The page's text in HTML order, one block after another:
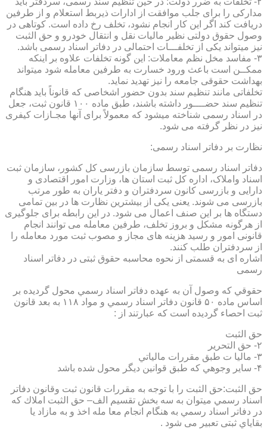
مدارکی را برای جلب موافقت از ادارات ذیربط استعلام و از طرفین
دریافت کند اگر این کار انجام نشود، تخلف رخ داده است. کوتاهی در
وصول حقوق دولتی نظیر مالیات نقل و انتقال خودرو و حق الثبت
نیز میتواند یکی از تخلفـــات احتمالی در دفاتر اسناد رسمی باشد.
۳- مفاسد مخل نظم معاملات: این گونه تخلفات علاوه بر اینکه
ممکــن است باعث ورود خسارت به طرفین معامله شود میتواند
بهداشت حقوقی جامعه را نیز تهدید نماید.
تخلفاتی مانند تنظیم سند بدون حضور اشخاصی که قانوناً باید هنگام
تنظیم سند حضــــور داشته باشند، طبق ماده ۱۰۰ قانون ثبت، جعل
در اسناد رسمی شناخته میشود که معمولاً برای آنها مجـازات کیفری
نیز در نظر گرفته می شود.
نظارت بر دفاتر اسناد رسمی:
دفاتر اسناد رسمی توسط سازمان بازرسی کل کشور، سازمان ثبت
اسناد واملاک، اداره کل ثبت استان ها، وزارت امور اقتصادی و
دارایی و بازرسی کانون سردفتران و دفتر یاران به طور مرتب
بازرسی می شوند. یعنی یکی از بیشترین نظارت ها در بین تمامی
دستگاه ها بر این صنف اعمال می شود. در این رابطه برای جلوگیری
از هرگونه مشکل و بروز تخلف، طرفین معامله می توانند انجام
قانونی امور و رسید هزینه های مجاز و مصوب ثبت مورد معامله را
از سردفتران طلب کنند.
اشاره ای به قسمتی از نحوه محاسبه حقوق ثبتی در دفاتر اسناد
رسمی
حقوقي كه وصول آن به عهده دفاتر اسناد رسمي محول گرديده بر
اساس ماده ۵۰ قانون دفاتر اسناد رسمي و مواد ۱۱۸ به بعد قانون
ثبت احصاء گرديده است كه عبارتند از :
حق الثبت
۲- حق التحرير
۳- ماليا ت طبق مقررات مالياتي
۴- ساير وجوهي كه طبق قوانين ديگر محول شده باشد
حق الثبت:حق الثبت را با توجه به مقررات قانون ثبت وقانون دفاتر
اسناد رسمي ميتوان به سه بخش تقسيم الف– حق الثبت املاك كه
در دفاتر اسناد رسمي به هنگام انجام معا مله اخذ و به مازاد يا
بقاياي ثبتی تعبیر می شود .